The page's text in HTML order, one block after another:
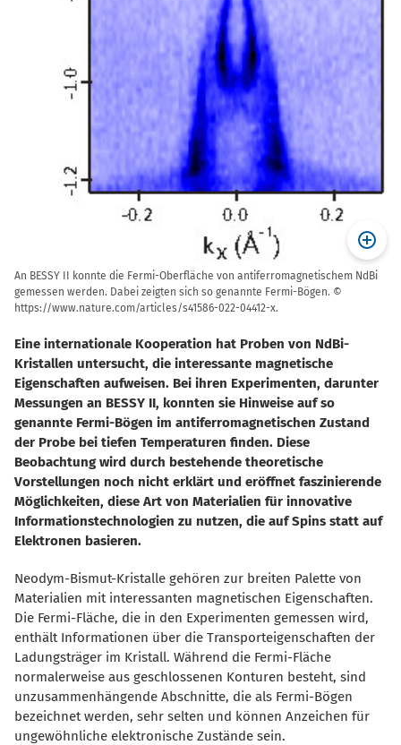
An BESSY II konnte die Fermi-Oberfläche von antiferromagnetischem NdBi
gemessen werden. Dabei zeigten sich so genannte Fermi-Bögen. ©
https://www.nature.com/articles/s41586-022-04412-x.
Eine internationale Kooperation hat Proben von NdBi-
Kristallen untersucht, die interessante magnetische
Eigenschaften aufweisen. Bei ihren Experimenten, darunter
Messungen an BESSY II, konnten sie Hinweise auf so
genannte Fermi-Bögen im antiferromagnetischen Zustand
der Probe bei tiefen Temperaturen finden. Diese
Beobachtung wird durch bestehende theoretische
Vorstellungen noch nicht erklärt und eröffnet faszinierende
Möglichkeiten, diese Art von Materialien für innovative
Informationstechnologien zu nutzen, die auf Spins statt auf
Elektronen basieren.
Neodym-Bismut-Kristalle gehören zur breiten Palette von
Materialien mit interessanten magnetischen Eigenschaften.
Die Fermi-Fläche, die in den Experimenten gemessen wird,
enthält Informationen über die Transporteigenschaften der
Ladungsträger im Kristall. Während die Fermi-Fläche
normalerweise aus geschlossenen Konturen besteht, sind
unzusammenhängende Abschnitte, die als Fermi-Bögen
bezeichnet werden, sehr selten und können Anzeichen für
ungewöhnliche elektronische Zustände sein.